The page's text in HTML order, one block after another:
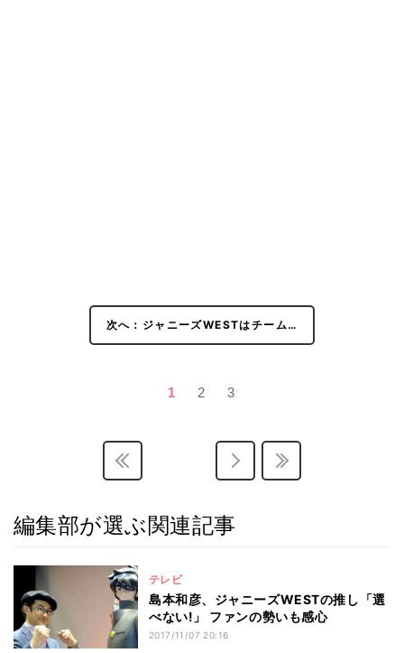
次へ：ジャニーズWESTはチーム…
1 2 3
編集部が選ぶ関連記事
テレビ
島本和彦、ジャニーズWESTの推し「選
べない!」 ファンの勢いも感心
2017/11/07 20:16